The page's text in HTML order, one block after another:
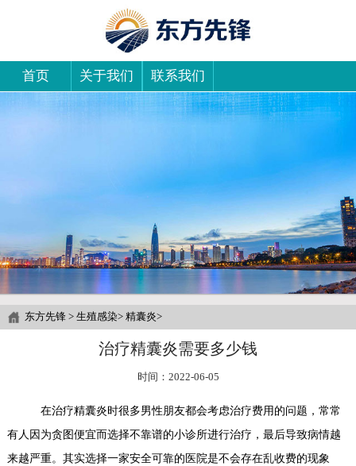
首页 关于我们 联系我们
东方先锋 >生殖感染>精囊炎>
治疗精囊炎需要多少钱
时间：2022-06-05
在治疗精囊炎时很多男性朋友都会考虑治疗费用的问题，常常
有人因为贪图便宜而选择不靠谱的小诊所进行治疗，最后导致病情越
来越严重。其实选择一家安全可靠的医院是不会存在乱收费的现象